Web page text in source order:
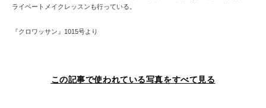
ライベートメイクレッスンも行っている。
『クロワッサン』1015号より
この記事で使われている写真をすべて見る